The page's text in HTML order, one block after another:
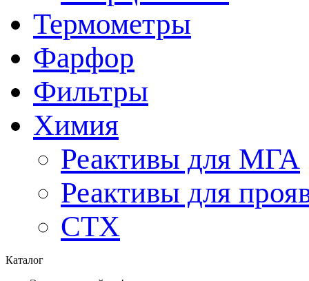
Термометры
Фарфор
Фильтры
Химия
Реактивы для МГА
Реактивы для
СТХ
Каталог